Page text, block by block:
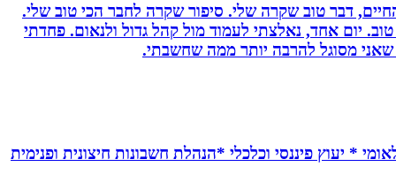
דבר טוב שקרה שלי. סיפור שקרה לחבר הכי טוב שלי.
יום אחד, נאלצתי לעמוד מול קהל גדול ולנאום. פחדתי
מסוגל להרבה יותר ממה שחשבתי.
* יעוץ פיננסי וכלכלי *הנהלת חשבונות חיצונית ופנימית